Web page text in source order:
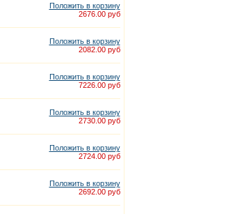
Положить в корзину
2676.00 руб
Положить в корзину
2082.00 руб
Положить в корзину
7226.00 руб
Положить в корзину
2730.00 руб
Положить в корзину
2724.00 руб
Положить в корзину
2692.00 руб